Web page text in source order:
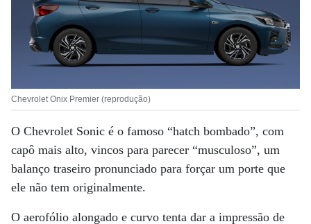
Chevrolet Onix Premier (reprodução)
O Chevrolet Sonic é o famoso “hatch bombado”, com
capô mais alto, vincos para parecer “musculoso”, um
balanço traseiro pronunciado para forçar um porte que
ele não tem originalmente.
O aerofólio alongado e curvo tenta dar a impressão de